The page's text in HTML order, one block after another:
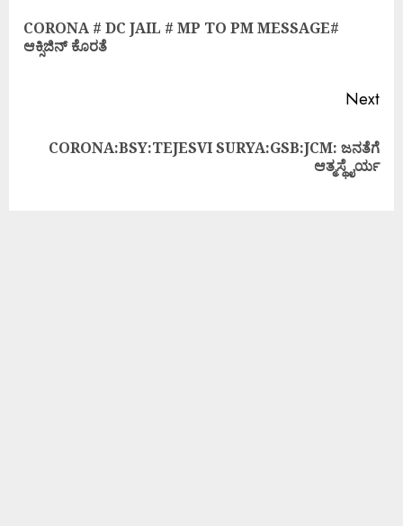
CORONA # DC JAIL # MP TO PM MESSAGE#
ಆಕ್ಸಿಜಿನ್ ಕೊರತೆ
Next
CORONA:BSY:TEJESVI SURYA:GSB:JCM: ಜನತೆಗೆ
ಆತ್ಮಸ್ಥೈರ್ಯ